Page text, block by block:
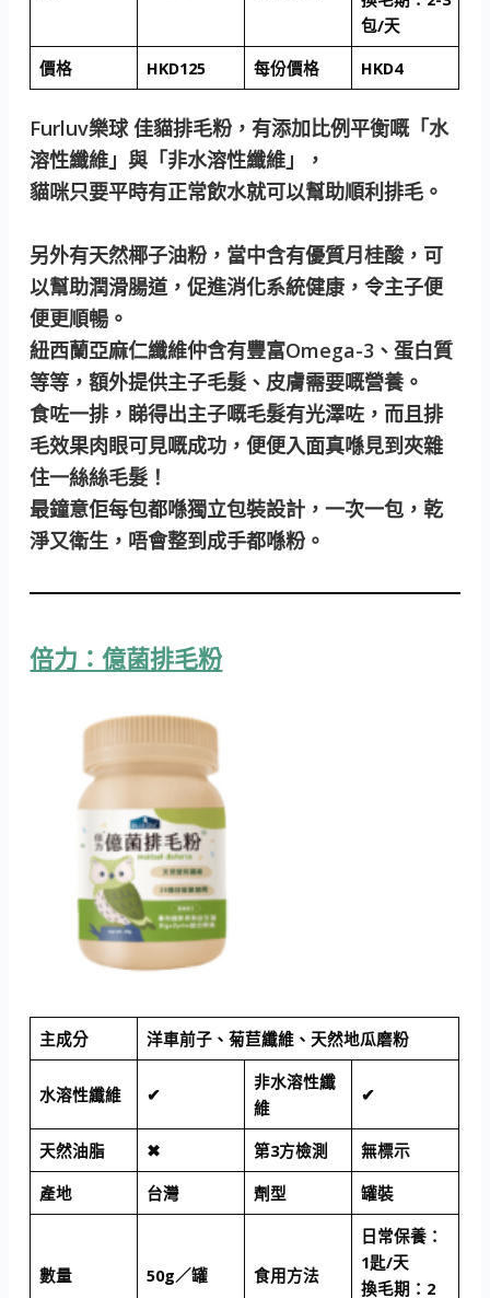
包/天
價格
HKD125 每份價格 HKD4
Furluv樂球 佳貓排毛粉，有添加比例平衡嘅「水
溶性纖維」與「非水溶性纖維」，
貓咪只要平時有正常飲水就可以幫助順利排毛。
另外有天然椰子油粉，當中含有優質月桂酸，可
以幫助潤滑腸道，促進消化系統健康，令主子便
便更順暢。
紐西蘭亞麻仁纖維仲含有豐富Omega-3、蛋白質
等等，額外提供主子毛髮、皮膚需要嘅營養。
食咗一排，睇得出主子嘅毛髮有光澤咗，而且排
毛效果肉眼可見嘅成功，便便入面真喺見到夾雜
住一絲絲毛髮！
最鐘意佢每包都喺獨立包裝設計，一次一包，乾
淨又衛生，唔會整到成手都喺粉。
倍力：億菌排毛粉
主成分 洋車前子、菊苣纖維、天然地瓜磨粉
水溶性纖維 ✔
非水溶性纖
維
✔
天然油脂 ✖ 第3方檢測
無標示
產地
台灣 劑型 罐裝
數量 50g／罐 食用方法
日常保養：
1匙/天
換毛期：2